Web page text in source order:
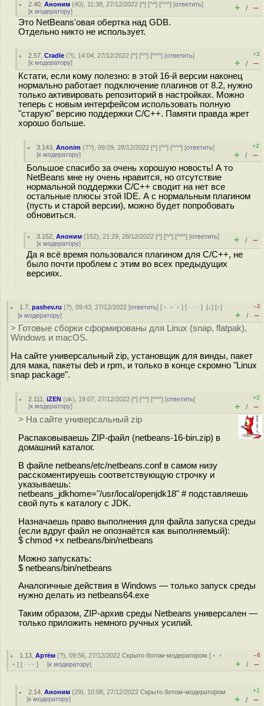
2.40 ,Аноним (40), 11:38, 27/12/2022 [^] [^^] [^^^] [ответить]
[к модератору] + / –
Это NetBeans'овая обертка над GDB.
Отдельно никто не использует.
2.57 ,Cradle (?), 14:04, 27/12/2022 [^] [^^] [^^^] [ответить]
[к модератору]
+3
+ / –
Кстати, если кому полезно: в этой 16-й версии наконец
нормально работает подключение плагинов от 8.2, нужно
только активировать репозиторий в настройках. Можно
теперь с новым интерфейсом использовать полную
"старую" версию поддержки C/C++. Памяти правда жрет
хорошо больше.
3.143 ,Anonim (??), 09:09, 28/12/2022 [^] [^^] [^^^] [ответить]
[к модератору]
+2
+ / –
Большое спасибо за очень хорошую новость! А то
NetBeans мне ну очень нравится, но отсутствие
нормальной поддержки С/С++ сводит на нет все
остальные плюсы этой IDE. А с нормальным плагином
(пусть и старой версии), можно будет попробовать
обновиться.
3.152 ,Аноним (152), 21:29, 28/12/2022 [^] [^^] [^^^] [ответить]
[к модератору] + / –
Да я всё время пользовался плагином для C/C++, не
было почти проблем с этим во всех предыдущих
версиях.
1.7 ,pashev.ru (?), 09:43, 27/12/2022 [ответить] [ ﹢﹢﹢] [ · · ·][↓] [↑]
[к модератору]
–2
+ / –
> Готовые сборки сформированы для Linux (snap, flatpak),
Windows и macOS.
На сайте универсальный zip, установщик для винды, пакет
для мака, пакеты deb и rpm, и только в конце скромно "Linux
snap package".
2.111 ,iZEN (ok), 19:07, 27/12/2022 [^] [^^] [^^^] [ответить]
[к модератору]
+2
+ / –
> На сайте универсальный zip
Распаковываешь ZIP-файл (netbeans-16-bin.zip) в
домашний каталог.
В файле netbeans/etc/netbeans.conf в самом низу
расскоментируешь соответствующую строчку и
указываешь:
netbeans_jdkhome="/usr/local/openjdk18" # подставляешь
свой путь к каталогу с JDK.
Назначаешь право выполнения для файла запуска среды
(если вдруг файл не опознаётся как выполняемый):
$ chmod +x netbeans/bin/netbeans
Можно запускать:
$ netbeans/bin/netbeans
Аналогичные действия в Windows — только запуск среды
нужно делать из netbeans64.exe
Таким образом, ZIP-архив среды Netbeans универсален —
только приложить немного ручных усилий.
1.13 ,Артём (?), 09:56, 27/12/2022Скрыто ботом-модератором [ ﹢﹢
﹢ ] [ · · · ] [к модератору]
–8
+ / –
2.14 ,Аноним (29), 10:08, 27/12/2022Скрыто ботом-модератором
[к модератору]
+1
+ / –